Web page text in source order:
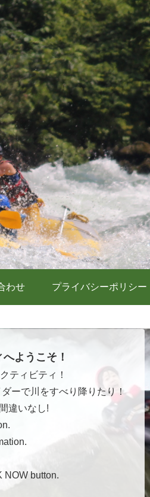
わせ プライバシーポリシー
ようこそ！
ティビティ！
ーで川をすべり降りたり！
違いなし!
NOW button.